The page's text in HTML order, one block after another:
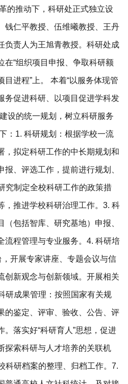
的推动下，科研处正式独立设
钱仁平教授、伍维曦教授、王丹
负责人为王旭青教授。科研处成
在“组织项目申报、争取科研额
进程”上。 本着“以服务体现管
务促进科研、以项目促进学科发
设的统一规划，树立科研服务
：1. 科研规划：根据学校一流
，拟定科研工作的中长期规划和
、评选工作，提前进行规划、
究制定全校科研工作的政策措
，推进学校科研治理工作。3. 科
包括智库、研究基地）申报、
流程管理与专业服务。4. 科研培
，开展专家讲座、专题会议与信
创新观念与创新领域。开展相关
研成果管理：按照国家有关规
的鉴定、评审、验收、公告、评
落实好“科研育人”思想，促进
探索科研与人才培养的关联机
科研档案的整理、归档工作。7.